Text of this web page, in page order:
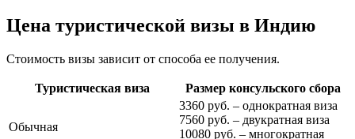
Цена туристической визы в Индию
Стоимость визы зависит от способа ее получения.
Туристическая виза Размер консульского сбора
Обычная
3360 руб. – однократная виза
7560 руб. – двукратная виза
10080 руб. – многократная